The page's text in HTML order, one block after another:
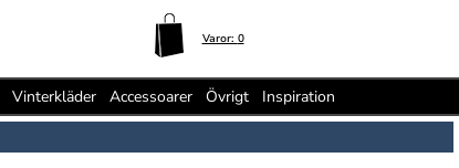
Varor: 0
Vinterkläder Accessoarer Övrigt Inspiration